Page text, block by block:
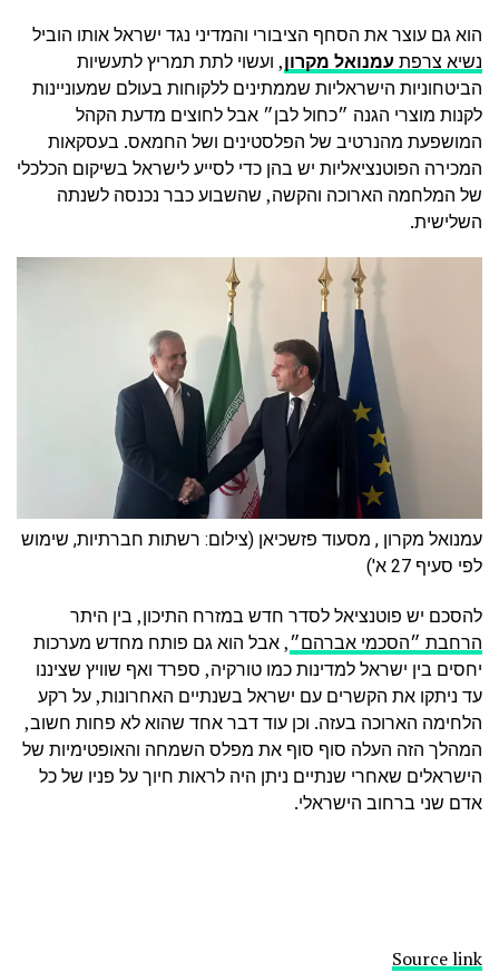
הוא גם עוצר את הסחף הציבורי והמדיני נגד ישראל אותו הוביל
נשיא צרפת עמנואל מקרון, ועשוי לתת תמריץ לתעשיות
הביטחוניות הישראליות שממתינים ללקוחות בעולם שמעוניינות
לקנות מוצרי הגנה ״כחול לבן״ אבל לחוצים מדעת הקהל
המושפעת מהנרטיב של הפלסטינים ושל החמאס. בעסקאות
המכירה הפוטנציאליות יש בהן כדי לסייע לישראל בשיקום הכלכלי
של המלחמה הארוכה והקשה, שהשבוע כבר נכנסה לשנתה
השלישית.
עמנואל מקרון , מסעוד פזשכיאן (צילום: רשתות חברתיות, שימוש
לפי סעיף 27 א')
להסכם יש פוטנציאל לסדר חדש במזרח התיכון, בין היתר
הרחבת ״הסכמי אברהם״, אבל הוא גם פותח מחדש מערכות
יחסים בין ישראל למדינות כמו טורקיה, ספרד ואף שוויץ שציננו
עד ניתקו את הקשרים עם ישראל בשנתיים האחרונות, על רקע
הלחימה הארוכה בעזה. וכן עוד דבר אחד שהוא לא פחות חשוב,
המהלך הזה העלה סוף סוף את מפלס השמחה והאופטימיות של
הישראלים שאחרי שנתיים ניתן היה לראות חיוך על פניו של כל
אדם שני ברחוב הישראלי.
Source link